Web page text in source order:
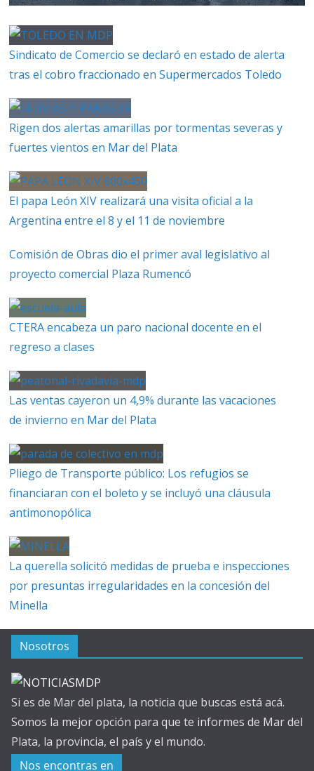
Sindicato de Comercio se declaró en estado de alerta
tras el cobro fraccionado en Supermercados Toledo
Rigen dos alertas amarillas por tormentas severas y
fuertes vientos en Mar del Plata
El papa León XIV realizará una visita oficial a la
Argentina entre el 8 y el 11 de noviembre
Comisión de Obras dio el primer aval legislativo al
proyecto comercial Plaza Rumencó
CTERA encabeza un paro nacional docente en el
regreso a clases
Las ventas cayeron un 4,9% durante las vacaciones
de invierno en Mar del Plata
Pliego de Transporte público: Los refugios se
financiaran con el boleto y se incluyó una cláusula
antimonopólica
La querella solicitó medidas de prueba e inspecciones
por presuntas irregularidades en la concesión del
Minella
Nosotros
Si es de Mar del plata, la noticia que buscas está acá.
Somos la mejor opción para que te informes de Mar del
Plata, la provincia, el país y el mundo.
Nos encontras en